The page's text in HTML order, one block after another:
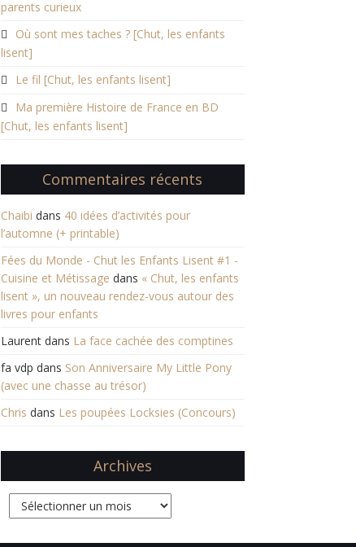
parents curieux
Où sont mes taches ? [Chut, les enfants
lisent]
Le fil [Chut, les enfants lisent]
Ma première Histoire de France en BD
[Chut, les enfants lisent]
Commentaires récents
Chaibi dans 40 idées d’activités pour
l’automne (+ printable)
Fées du Monde - Chut les Enfants Lisent #1 -
Cuisine et Métissage dans « Chut, les enfants
lisent », un nouveau rendez-vous autour des
livres pour enfants
Laurentdans La face cachée des comptines
fa vdp dans Son Anniversaire My Little Pony
(avec une chasse au trésor)
Chris dans Les poupées Locksies (Concours)
Archives
Archives